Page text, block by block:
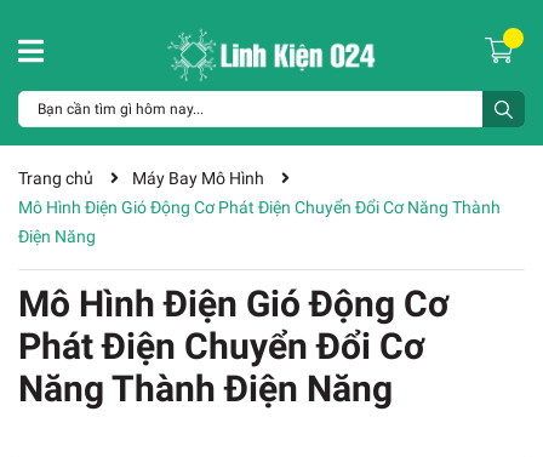
Trang chủ
Máy Bay Mô Hình
Mô Hình Điện Gió Động Cơ Phát Điện Chuyển Đổi Cơ Năng Thành
Điện Năng
Mô Hình Điện Gió Động Cơ
Phát Điện Chuyển Đổi Cơ
Năng Thành Điện Năng